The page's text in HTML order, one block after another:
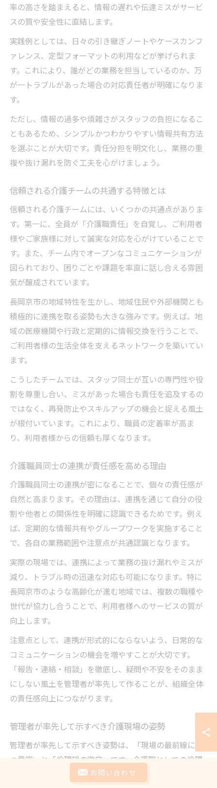
率の高さを踏まえると、情報の遅れや伝達ミスがサービ
スの質や安全性に直結します。
実践例としては、日々の引き継ぎノートやケースカンフ
ァレンス、定型フォーマットの利用などが挙げられま
す。これにより、誰がどの業務を担当しているのか、万
が一トラブルがあった場合の対応責任者が明確になりま
す。
ただし、情報の過多や煩雑さがスタッフの負担になるこ
ともあるため、シンプルかつわかりやすい情報共有方法
を選ぶことが大切です。責任分担を明文化し、業務の重
複や抜け漏れを防ぐ工夫を心がけましょう。
信頼される介護チームの共通する特徴とは
信頼される介護チームには、いくつかの共通点がありま
す。第一に、全員が「介護職責任」を自覚し、ご利用者
様やご家族様に対して誠実な対応を心がけていることで
す。また、チーム内でオープンなコミュニケーションが
図られており、困りごとや課題を率直に話し合える雰囲
気が醸成されています。
長岡京市の地域特性を生かし、地域住民や外部機関とも
積極的に連携を取る姿勢も大きな強みです。例えば、地
域の医療機関や行政と定期的に情報交換を行うことで、
ご利用者様の生活全体を支えるネットワークを築いてい
ます。
こうしたチームでは、スタッフ同士が互いの専門性や役
割を尊重し合い、ミスがあった場合も責任を追及するの
ではなく、再発防止やスキルアップの機会と捉える風土
が根付いています。これにより、職員の定着率が高ま
り、利用者様からの信頼も厚くなります。
介護職員同士の連携が責任感を高める理由
介護職員同士の連携が密になることで、個々の責任感が
自然と高まります。その理由は、連携を通じて自分の役
割や他者との関係性を明確に認識できるためです。例え
ば、定期的な情報共有やグループワークを実施すること
で、各自の業務範囲や注意点が共通認識となります。
実際の現場では、連携によって業務の抜け漏れやミスが
減り、トラブル時の迅速な対応も可能になります。特に
長岡京市のような高齢化が進む地域では、複数の職種や
世代が協力し合うことで、利用者様へのサービスの質が
向上します。
注意点として、連携が形式的にならないよう、日常的な
コミュニケーションの機会を増やすことが大切です。
「報告・連絡・相談」を徹底し、疑問や不安をそのまま
にしない風土を管理者が率先して作ることが、組織全体
の責任感向上につながります。
管理者が率先して示すべき介護現場の姿勢
管理者が率先して示すべき姿勢は、「現場の最前線に立
つ意識」と「倫理観の徹底」です。介護職としての倫理
とは、ご利用者様の人権や尊厳を守り、誠実かつ公平に
お問い合わせ